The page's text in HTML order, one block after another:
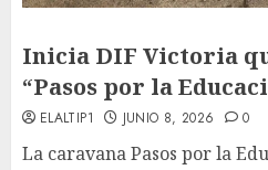
Inicia DIF Victoria
“Pasos por la
ELALTIP1 JUNIO 8, 2026 0
La caravana Pasos por la